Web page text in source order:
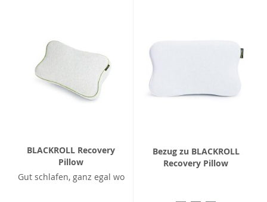
BLACKROLL Recovery
Pillow
Gut schlafen, ganz egal wo
Bezug zu BLACKROLL
Recovery Pillow